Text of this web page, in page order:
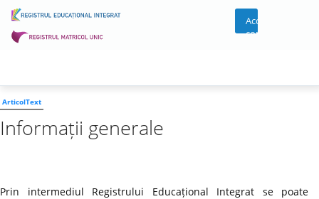
Acces
cont
ArticolText
Informații generale
Prin intermediul Registrului Educațional Integrat se poate